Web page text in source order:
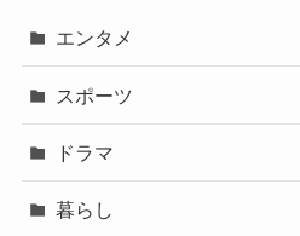
エンタメ
スポーツ
ドラマ
暮らし